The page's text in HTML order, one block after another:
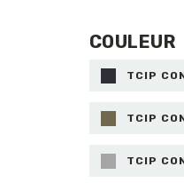
COULEUR
TCIP
TCIP
TCIP